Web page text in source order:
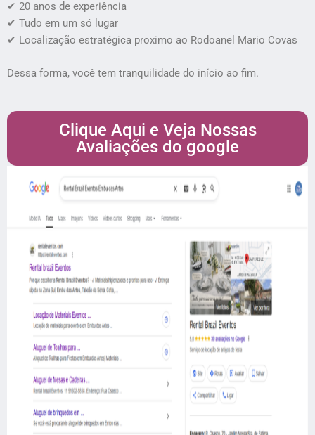
✔ 20 anos de experiência
✔ Tudo em um só lugar
✔ Localização estratégica proximo ao Rodoanel Mario Covas
Dessa forma, você tem tranquilidade do início ao fim.
Clique Aqui e Veja Nossas
Avaliações do google